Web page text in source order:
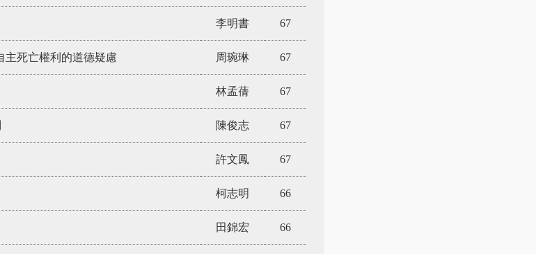
李明書 67
死亡權利的道德疑慮 周琬琳 67
林孟蒨 67
陳俊志 67
許文鳳 67
柯志明 66
田錦宏 66